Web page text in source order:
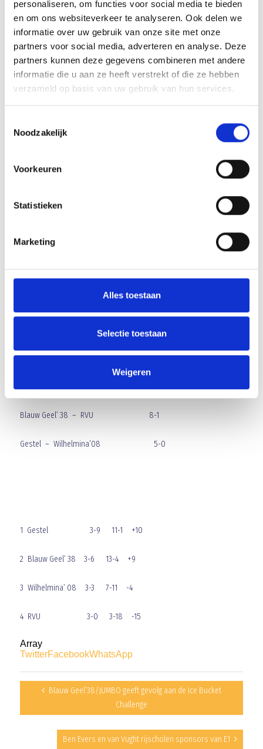
personaliseren, om functies voor social media te bieden
en om ons websiteverkeer te analyseren. Ook delen we
informatie over uw gebruik van onze site met onze
partners voor social media, adverteren en analyse. Deze
partners kunnen deze gegevens combineren met andere
informatie die u aan ze heeft verstrekt of die ze hebben
verzameld op basis van uw gebruik van hun services.
Noodzakelijk
Voorkeuren
Statistieken
Marketing
Alles toestaan
Selectie toestaan
Weigeren
Middenveld: Mark Dobbelsteen, Sofian El Kaddouri, Murat
Korkmaz
Voorhoede: Danny Verbakel (60 min. Mustafa Guler), Rinse
Wiekema (29 min. Bryan v Deursen), Emiel vd Sanden (84 min.
Guus Peters),
Uitslagen en STAND:
Blauw Geel’ 38 – Wilhelmina’ 08 4-0
RVU – Gestel 0-3
Gestel – Blauw Geel’ 38 3-1
Blauw Geel’ 38 – RVU 8-1
Gestel – Wilhelmina’08 5-0
1 Gestel 3-9 11-1 +10
2 Blauw Geel’ 38 3-6 13-4 +9
3 Wilhelmina’ 08 3-3 7-11 -4
4 RVU 3-0 3-18 -15
Array
TwitterFacebookWhatsApp
Blauw Geel’38/JUMBO geeft gevolg aan de Ice Bucket
Challenge
Ben Evers en van Vught rijscholen sponsors van E1